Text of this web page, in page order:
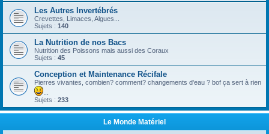
Les Autres Invertébrés
Crevettes, Limaces, Algues...
Sujets : 140
La Nutrition de nos Bacs
Nutrition des Poissons mais aussi des Coraux
Sujets : 45
Conception et Maintenance Récifale
Pierres vivantes, combien? comment? changements d'eau ? bof ça sert à rien
Sujets : 233
Le Monde Matériel